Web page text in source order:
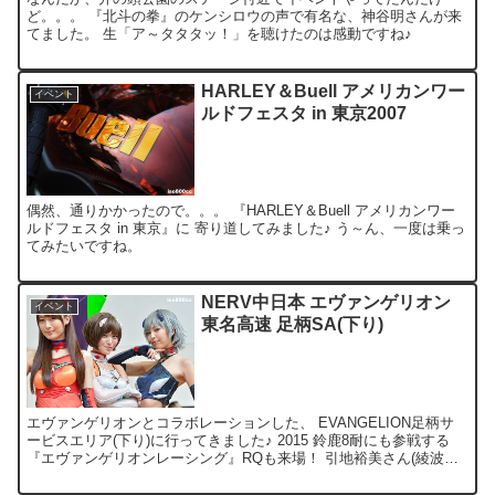
ど。。。 『北斗の拳』のケンシロウの声で有名な、神谷明さんが来
てました。 生「ア～タタタッ！」を聴けたのは感動ですね♪
イベント
HARLEY＆Buell アメリカンワー
ルドフェスタ in 東京2007
偶然、通りかかったので。。。 『HARLEY＆Buell アメリカンワー
ルドフェスタ in 東京』に 寄り道してみました♪ う～ん、一度は乗っ
てみたいですね。
イベント
NERV中日本 エヴァンゲリオン
東名高速 足柄SA(下り)
エヴァンゲリオンとコラボレーションした、 EVANGELION足柄サ
ービスエリア(下り)に行ってきました♪ 2015 鈴鹿8耐にも参戦する
『エヴァンゲリオンレーシング』RQも来場！ 引地裕美さん(綾波レ